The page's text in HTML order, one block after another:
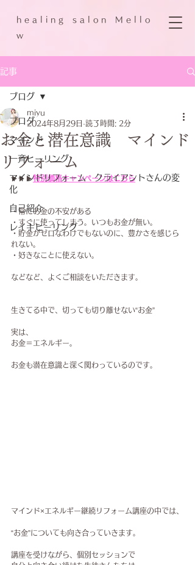
h e a l i n g s a l o n M e l l o
w
記事
ブログ
マインド
一斉ヒーリング
マインドリフォーム クライアントさんの変
化
自己紹介
レイキヒーリング
ブログ
お金と潜在意識 マインド
リフォーム
miyu
2024年8月29日 読了時間: 2分
▶▶▶特別価格キャンペーンはこちら
・常にお金の不安がある
・すぐに使ってしまう。いつもお金が無い。
・貯金がゼロなわけでもないのに、豊かさを感じら
れない。
・好きなことに使えない。
などなど、よくご相談をいただきます。
生きてる中で、切っても切り離せない“お金”
実は、
お金＝エネルギー。
お金も潜在意識と深く関わっているのです。
マインド×エネルギー継続リフォーム講座の中では、
“お金”についても向き合っていきます。
講座を受けながら、個別セッションで